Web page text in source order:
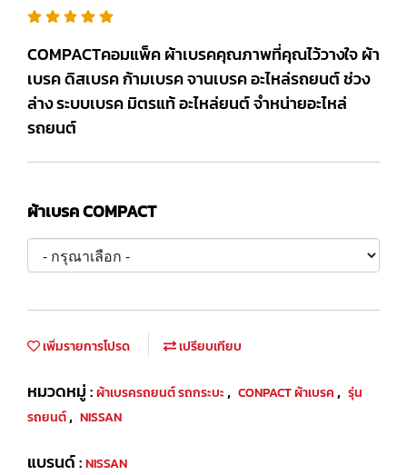
COMPACTคอมแพ็ค ผ้าเบรคคุณภาพที่คุณไว้วางใจ ผ้า
เบรค ดิสเบรค ก้ามเบรค จานเบรค อะไหล่รถยนต์ ช่วง
ล่าง ระบบเบรค มิตรแท้ อะไหล่ยนต์ จำหน่ายอะไหล่
รถยนต์
ผ้าเบรค COMPACT
เพิ่มรายการโปรด เปรียบเทียบ
หมวดหมู่ :ผ้าเบรครถยนต์ รถกระบะ, CONPACT ผ้าเบรค, รุ่น
รถยนต์, NISSAN
แบรนด์ :NISSAN